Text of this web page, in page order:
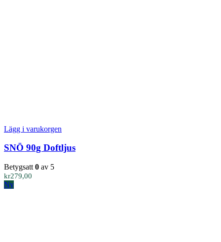
Lägg i varukorgen
SNÖ 90g Doftljus
Betygsatt 0 av 5
kr279,00
Ny